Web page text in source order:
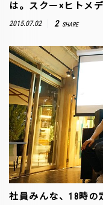
は。スクー×ヒトメ
2015.07.02 2 SHARE
社員みんな、18時の